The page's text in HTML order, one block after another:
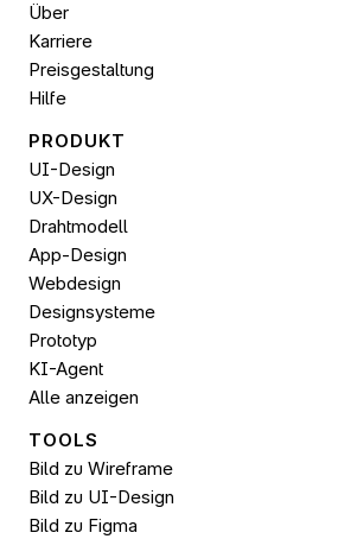
Über
Karriere
Preisgestaltung
Hilfe
PRODUKT
UI-Design
UX-Design
Drahtmodell
App-Design
Webdesign
Designsysteme
Prototyp
KI-Agent
Alle anzeigen
TOOLS
Bild zu Wireframe
Bild zu UI-Design
Bild zu Figma